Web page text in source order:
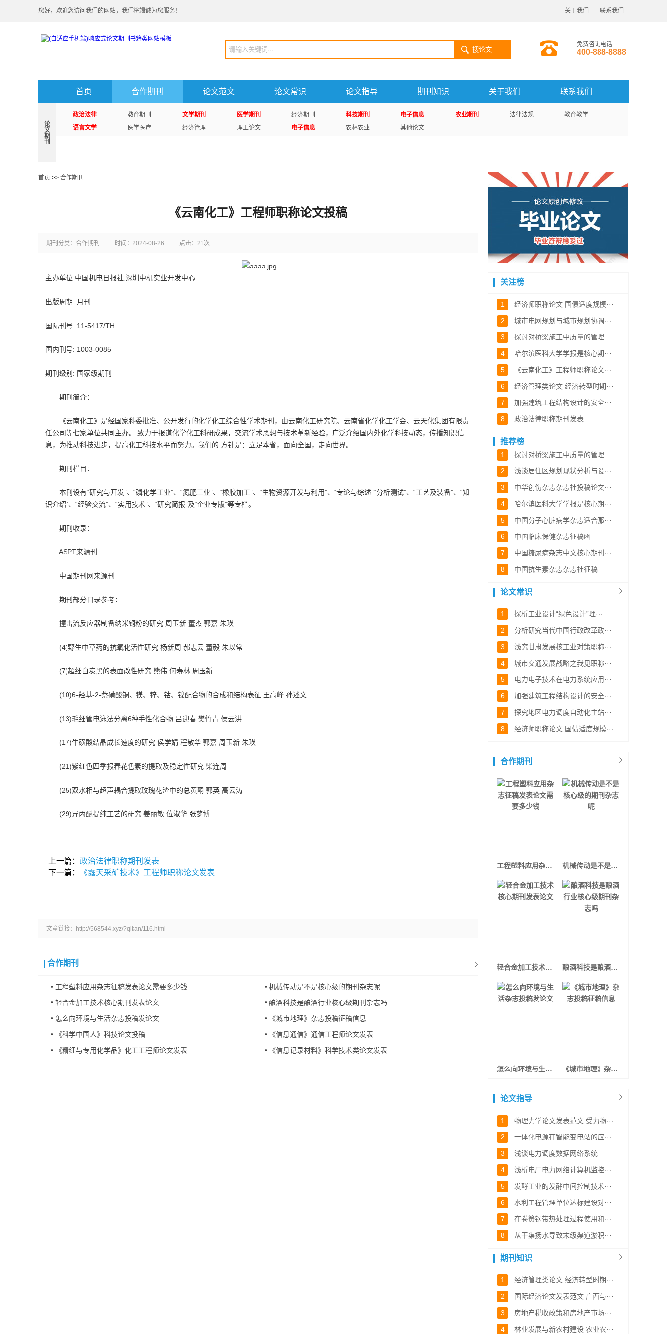
您好，欢迎您访问我们的网站，我们将竭诚为您服务！ 关于我们 联系我们
搜论文
免费咨询电话
400-888-8888
首页 合作期刊 论文范文 论文常识 论文指导 期刊知识 关于我们 联系我们
论
文
期
刊
政治法律 教育期刊 文学期刊 医学期刊 经济期刊 科技期刊 电子信息 农业期刊 法律法规
教育教学
语言文学
医学医疗 经济管理 理工论文 电子信息 农林农业 其他论文
首页 >> 合作期刊
《云南化工》工程师职称论文投稿
期刊分类：合作期刊 时间：2024-08-26 点击：21次
主办单位:中国机电日报社;深圳中机实业开发中心
出版周期: 月刊
国际刊号: 11-5417/TH
国内刊号: 1003-0085
期刊级别: 国家级期刊
期刊简介：
《云南化工》是经国家科委批准、公开发行的化学化工综合性学术期刊，由云南化工研究院、云南省化学化工学会、云天化集团有限责
任公司等七家单位共同主办。 致力于报道化学化工科研成果，交流学术思想与技术革新经验，广泛介绍国内外化学科技动态，传播知识信
息，为推动科技进步，提高化工科技水平而努力。我们的 方针是：立足本省，面向全国，走向世界。
期刊栏目：
本刊设有“研究与开发”、“磷化学工业”、“氮肥工业”、“橡胶加工”、“生物资源开发与利用”、“专论与综述”“分析测试”、“工艺及装备”、“知
识介绍”、“经验交流”、“实用技术”、“研究简报”及“企业专版”等专栏。
期刊收录：
ASPT来源刊
中国期刊网来源刊
期刊部分目录参考：
撞击流反应器制备纳米铜粉的研究 周玉新 董杰 郭嘉 朱瑛
(4)野生中草药的抗氧化活性研究 杨新周 郝志云 董毅 朱以常
(7)超细白炭黑的表面改性研究 熊伟 何寿林 周玉新
(10)6-羟基-2-萘磺酸铜、镁、锌、钴、镍配合物的合成和结构表征 王高峰 孙述文
(13)毛细管电泳法分离6种手性化合物 吕迎春 樊竹青 侯云洪
(17)牛磺酸结晶成长速度的研究 侯学娟 程敬华 郭嘉 周玉新 朱瑛
(21)紫红色四季报春花色素的提取及稳定性研究 柴连周
(25)双水相与超声耦合提取玫瑰花渣中的总黄酮 郭英 高云涛
(29)异丙醚提纯工艺的研究 姜丽敏 位淑华 张梦博
上一篇： 政治法律职称期刊发表
下一篇：
《露天采矿技术》工程师职称论文发表
文章链接：http://568544.xyz/?qikan/116.html
合作期刊
• 工程塑料应用杂志征稿发表论文需要多少钱 • 机械传动是不是核心级的期刊杂志呢
• 轻合金加工技术核心期刊发表论文 • 酿酒科技是酿酒行业核心级期刊杂志吗
• 怎么向环境与生活杂志投稿发论文 •
《城市地理》杂志投稿征稿信息
•
《科学中国人》科技论文投稿 •
《信息通信》通信工程师论文发表
•
《精细与专用化学品》化工工程师论文发表 • 《信息记录材料》科学技术类论文发表
关注榜
1 经济师职称论文 国债适度规模···
2 城市电网规划与城市规划协调···
3 探讨对桥梁施工中质量的管理
4 哈尔滨医科大学学报是核心期···
5 《云南化工》工程师职称论文···
6 经济管理类论文 经济转型时期···
7 加强建筑工程结构设计的安全···
8 政治法律职称期刊发表
推荐榜
1 探讨对桥梁施工中质量的管理
2 浅谈居住区规划现状分析与设···
3 中华创伤杂志杂志社投稿论文···
4 哈尔滨医科大学学报是核心期···
5 中国分子心脏病学杂志适合那···
6 中国临床保健杂志征稿函
7 中国糖尿病杂志中文核心期刊···
8 中国抗生素杂志杂志社征稿
论文常识
1 探析工业设计“绿色设计”理···
2 分析研究当代中国行政改革政···
3 浅究甘肃发展核工业对策职称···
4 城市交通发展战略之我见职称···
5 电力电子技术在电力系统应用···
6 加强建筑工程结构设计的安全···
7 探究地区电力调度自动化主站···
8 经济师职称论文 国债适度规模···
合作期刊
工程塑料应用杂志征稿发表论文需要多少钱 机械传动是不是核心级的期刊杂志呢
轻合金加工技术核心期刊发表论文 酿酒科技是酿酒行业核心级期刊杂志吗
怎么向环境与生活杂志投稿发论文 《城市地理》杂志投稿征稿信息
论文指导
1 物理力学论文发表范文 受力物···
2 一体化电源在智能变电站的应···
3 浅谈电力调度数据网络系统
4 浅析电厂电力网络计算机监控···
5 发酵工业的发酵中间控制技术···
6 水利工程管理单位达标建设对···
7 在卷簧钢带热处理过程使用和···
8 从干渠扬水导致末级渠道淤积···
期刊知识
1 经济管理类论文 经济转型时期···
2 国际经济论文发表范文 广西与···
3 房地产税收政策和房地产市场···
4 林业发展与新农村建设 农业农···